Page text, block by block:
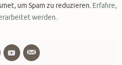
um Spam zu reduzieren. Erfahre,
werden.